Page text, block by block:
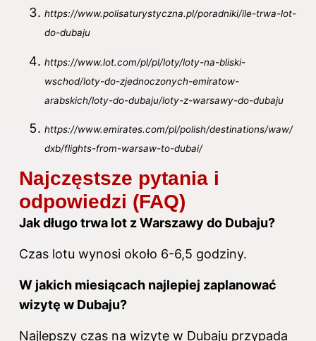
https://www.polisaturystyczna.pl/poradniki/ile-trwa-lot-
do-dubaju
https://www.lot.com/pl/pl/loty/loty-na-bliski-
wschod/loty-do-zjednoczonych-emiratow-
arabskich/loty-do-dubaju/loty-z-warsawy-do-dubaju
https://www.emirates.com/pl/polish/destinations/waw/
dxb/flights-from-warsaw-to-dubai/
Najczęstsze pytania i
odpowiedzi (FAQ)
Jak długo trwa lot z Warszawy do Dubaju?
Czas lotu wynosi około 6-6,5 godziny.
W jakich miesiącach najlepiej zaplanować
wizytę w Dubaju?
Najlepszy czas na wizytę w Dubaju przypada